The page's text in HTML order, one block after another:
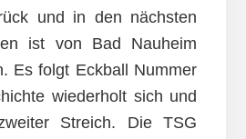
und in den nächsten
ist von Bad Nauheim
Es folgt Eckball Nummer
wiederholt sich und
Streich. Die TSG